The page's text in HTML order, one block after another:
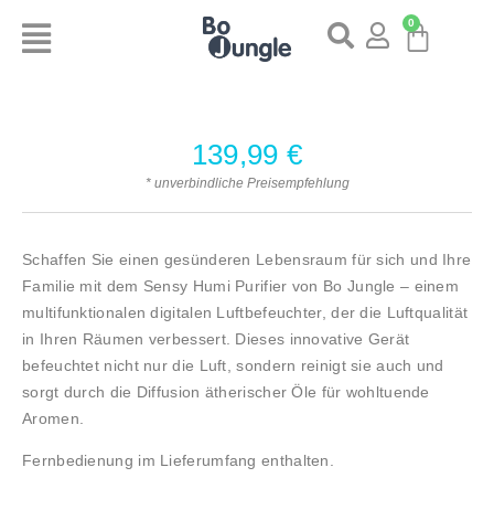
0
139,99 €
* unverbindliche Preisempfehlung
Schaffen Sie einen gesünderen Lebensraum für sich und Ihre
Familie mit dem Sensy Humi Purifier von Bo Jungle – einem
multifunktionalen digitalen Luftbefeuchter, der die Luftqualität
in Ihren Räumen verbessert. Dieses innovative Gerät
befeuchtet nicht nur die Luft, sondern reinigt sie auch und
sorgt durch die Diffusion ätherischer Öle für wohltuende
Aromen.
Fernbedienung im Lieferumfang enthalten.